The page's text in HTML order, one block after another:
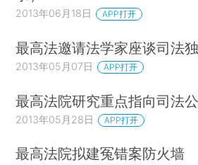
2013年06月18日 APP打开
最高法邀请法学家座谈司法
2013年05月07日 APP打开
最高法院研究重点指向司法
2013年05月28日 APP打开
最高法院拟建冤错案防火墙